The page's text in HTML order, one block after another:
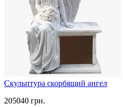
Скульптура скорбящий ангел
205040 грн.